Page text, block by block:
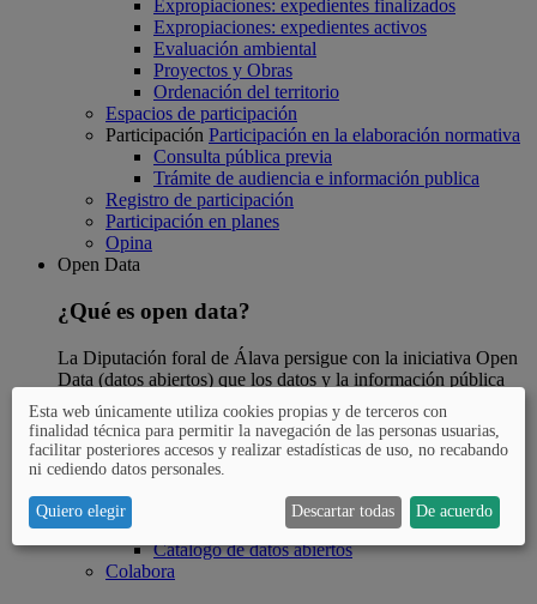
Expropiaciones: expedientes finalizados
Expropiaciones: expedientes activos
Evaluación ambiental
Proyectos y Obras
Ordenación del territorio
Espacios de participación
Participación Participación en la elaboración normativa
Consulta pública previa
Trámite de audiencia e información publica
Registro de participación
Participación en planes
Opina
Open Data
¿Qué es open data?
La Diputación foral de Álava persigue con la iniciativa Open
Data (datos abiertos) que los datos y la información pública
estén disponibles para el conjunto de la ciudadanía.
Open Data ¿Qué es Open Data?
Preguntas más frecuentes
Open Data
Catastro de Álava
Catálogo de datos abiertos
Colabora
Esta web únicamente utiliza cookies propias y de terceros con
finalidad técnica para permitir la navegación de las personas usuarias,
facilitar posteriores accesos y realizar estadísticas de uso, no recabando
ni cediendo datos personales.
Quiero elegir Descartar todas De acuerdo